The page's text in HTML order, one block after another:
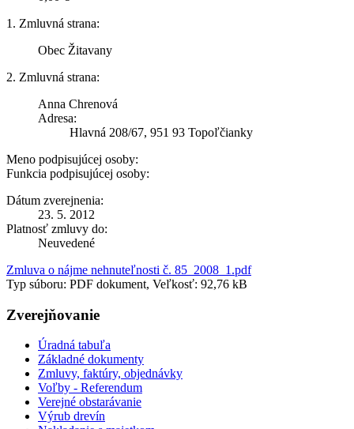
1. Zmluvná strana:
Obec Žitavany
2. Zmluvná strana:
Anna Chrenová
Adresa:
Hlavná 208/67, 951 93 Topoľčianky
Meno podpisujúcej osoby:
Funkcia podpisujúcej osoby:
Dátum zverejnenia:
23. 5. 2012
Platnosť zmluvy do:
Neuvedené
Zmluva o nájme nehnuteľnosti č. 85_2008_1.pdf
Typ súboru: PDF dokument, Veľkosť: 92,76 kB
Zverejňovanie
Úradná tabuľa
Základné dokumenty
Zmluvy, faktúry, objednávky
Voľby - Referendum
Verejné obstarávanie
Výrub drevín